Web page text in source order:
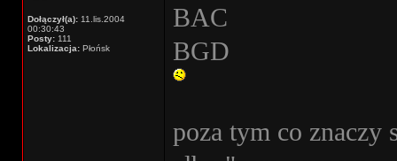
Dołączył(a): 11.lis.2004
00:30:43
Posty: 111
Lokalizacja: Płońsk
BAC
BGD
poza tym co znaczy